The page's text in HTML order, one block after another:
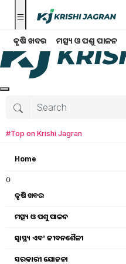
କୃଷି ଖବର ମତ୍ସ୍ୟ ଓ ପଶୁ ପାଳନ
#Top on Krishi Jagran
Home
o
କୃଷି ଖବର
ମତ୍ସ୍ୟ ଓ ପଶୁ ପାଳନ
ସ୍ୱାସ୍ଥ୍ୟ ଏବଂ ଜୀବନଶୈଳୀ
ସରକାରୀ ଯୋଜନା
କୃଷି ଉପକରଣ